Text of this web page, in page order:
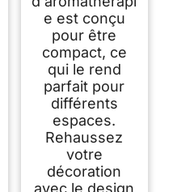
e est conçu
pour être
compact, ce
qui le rend
parfait pour
différents
espaces.
Rehaussez
votre
décoration
avec le design